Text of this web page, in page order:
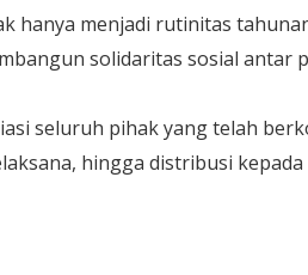
hanya menjadi rutinitas
solidaritas sosial antar
seluruh pihak yang telah
hingga distribusi